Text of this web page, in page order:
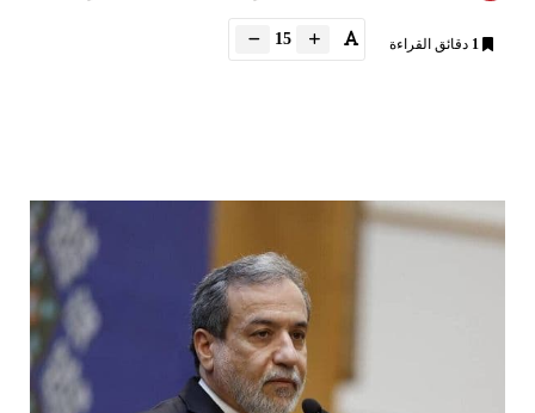
1 دقائق القراءة 15